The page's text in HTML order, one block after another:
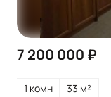
7 200 000 ₽
1 комн 33 м²